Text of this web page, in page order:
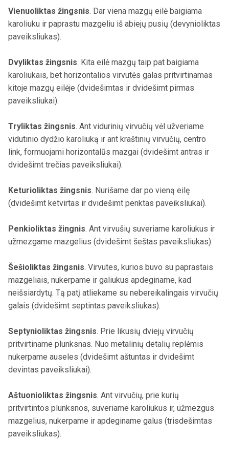
Vienuoliktas žingsnis. Dar viena mazgų eilė baigiama
karoliuku ir paprastu mazgeliu iš abiejų pusių (devynioliktas
paveiksliukas).
Dvyliktas žingsnis. Kita eilė mazgų taip pat baigiama
karoliukais, bet horizontalios virvutės galas pritvirtinamas
kitoje mazgų eilėje (dvidešimtas ir dvidešimt pirmas
paveiksliukai).
Tryliktas žingsnis. Ant vidurinių virvučių vėl užveriame
vidutinio dydžio karoliuką ir ant kraštinių virvučių, centro
link, formuojami horizontalūs mazgai (dvidešimt antras ir
dvidešimt trečias paveiksliukai).
Keturioliktas žingsnis. Nurišame dar po vieną eilę
(dvidešimt ketvirtas ir dvidešimt penktas paveiksliukai).
Penkioliktas žingnis. Ant virvušių suveriame karoliukus ir
užmezgame mazgelius (dvidešimt šeštas paveiksliukas).
Šešioliktas žingsnis. Virvutes, kurios buvo su paprastais
mazgeliais, nukerpame ir galiukus apdeginame, kad
neišsiardytų. Tą patį atliekame su nebereikalingais virvučių
galais (dvidešimt septintas paveiksliukas).
Septynioliktas žingsnis. Prie likusių dviejų virvučių
pritvirtiname plunksnas. Nuo metalinių detalių replėmis
nukerpame auseles (dvidešimt aštuntas ir dvidešimt
devintas paveiksliukai).
Aštuonioliktas žingsnis. Ant virvučių, prie kurių
pritvirtintos plunksnos, suveriame karoliukus ir, užmezgus
mazgelius, nukerpame ir apdeginame galus (trisdešimtas
paveiksliukas).